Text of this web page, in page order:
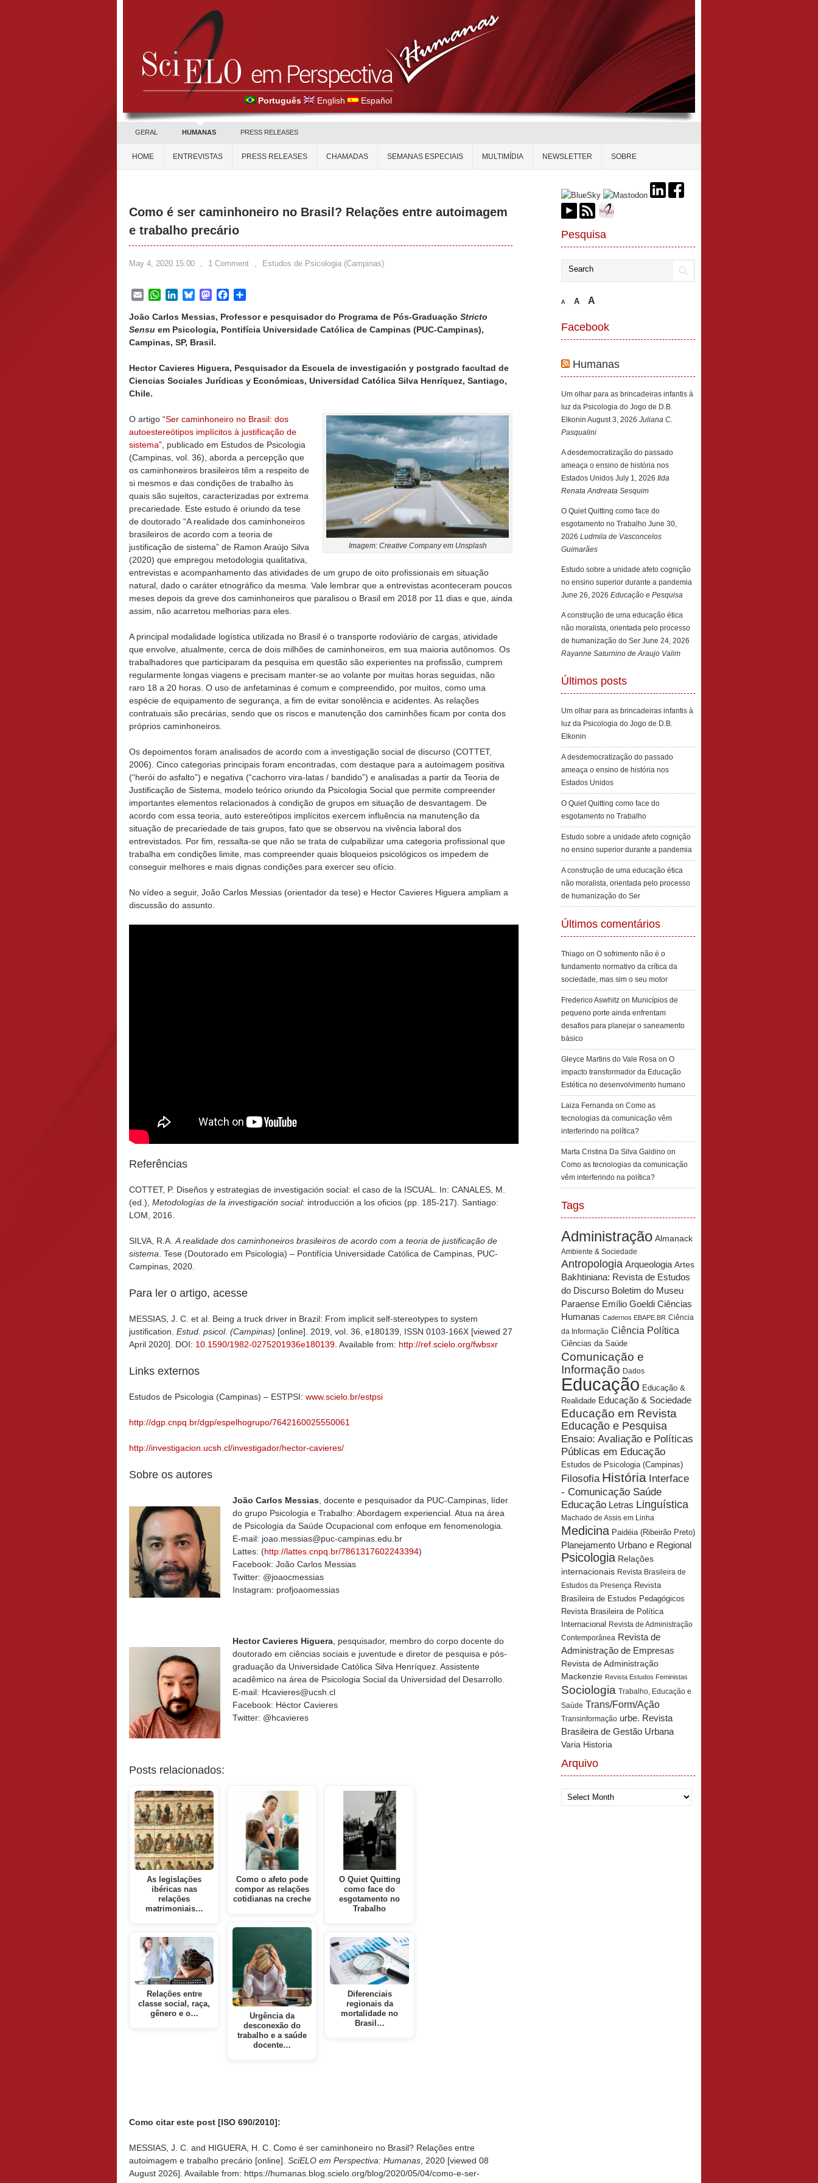
Português English Español
GERAL HUMANAS PRESS RELEASES
HOME ENTREVISTAS PRESS RELEASES CHAMADAS SEMANAS ESPECIAIS MULTIMÍDIA NEWSLETTER SOBRE
Como é ser caminhoneiro no Brasil? Relações entre autoimagem
e trabalho precário
May 4, 2020 15:00 , 1 Comment , Estudos de Psicologia (Campinas)
EmailWhatsApp
LinkedInBlueskyMastodonFacebook
João Carlos Messias, Professor e pesquisador do Programa de Pós-Graduação Stricto
Sensu em Psicologia, Pontifícia Universidade Católica de Campinas (PUC-Campinas),
Campinas, SP, Brasil.
Hector Cavieres Higuera, Pesquisador da Escuela de investigación y postgrado facultad de
Ciencias Sociales Jurídicas y Económicas, Universidad Católica Silva Henríquez, Santiago,
Chile.
Imagem: Creative Company em Unsplash
O artigo “Ser caminhoneiro no Brasil: dos
autoestereótipos implícitos à justificação de
sistema”, publicado em Estudos de Psicologia
(Campinas, vol. 36), aborda a percepção que
os caminhoneiros brasileiros têm a respeito de
si mesmos e das condições de trabalho às
quais são sujeitos, caracterizadas por extrema
precariedade. Este estudo é oriundo da tese
de doutorado “A realidade dos caminhoneiros
brasileiros de acordo com a teoria de
justificação de sistema” de Ramon Araújo Silva
(2020) que empregou metodologia qualitativa,
entrevistas e acompanhamento das atividades de um grupo de oito profissionais em situação
natural, dado o caráter etnográfico da mesma. Vale lembrar que a entrevistas aconteceram poucos
meses depois da greve dos caminhoneiros que paralisou o Brasil em 2018 por 11 dias e que, ainda
assim, não acarretou melhorias para eles.
A principal modalidade logística utilizada no Brasil é o transporte rodoviário de cargas, atividade
que envolve, atualmente, cerca de dois milhões de caminhoneiros, em sua maioria autônomos. Os
trabalhadores que participaram da pesquisa em questão são experientes na profissão, cumprem
regularmente longas viagens e precisam manter-se ao volante por muitas horas seguidas, não
raro 18 a 20 horas. O uso de anfetaminas é comum e compreendido, por muitos, como uma
espécie de equipamento de segurança, a fim de evitar sonolência e acidentes. As relações
contratuais são precárias, sendo que os riscos e manutenção dos caminhões ficam por conta dos
próprios caminhoneiros.
Os depoimentos foram analisados de acordo com a investigação social de discurso (COTTET,
2006). Cinco categorias principais foram encontradas, com destaque para a autoimagem positiva
(“herói do asfalto”) e negativa (“cachorro vira-latas / bandido”) e analisadas a partir da Teoria de
Justificação de Sistema, modelo teórico oriundo da Psicologia Social que permite compreender
importantes elementos relacionados à condição de grupos em situação de desvantagem. De
acordo com essa teoria, auto estereótipos implícitos exercem influência na manutenção da
situação de precariedade de tais grupos, fato que se observou na vivência laboral dos
entrevistados. Por fim, ressalta-se que não se trata de culpabilizar uma categoria profissional que
trabalha em condições limite, mas compreender quais bloqueios psicológicos os impedem de
conseguir melhores e mais dignas condições para exercer seu ofício.
No vídeo a seguir, João Carlos Messias (orientador da tese) e Hector Cavieres Higuera ampliam a
discussão do assunto.
Referências
COTTET, P. Diseños y estrategias de investigación social: el caso de la ISCUAL. In: CANALES, M.
(ed.), Metodologías de la investigación social: introducción a los oficios (pp. 185-217). Santiago:
LOM, 2016.
SILVA, R.A. A realidade dos caminhoneiros brasileiros de acordo com a teoria de justificação de
sistema . Tese (Doutorado em Psicologia) – Pontifícia Universidade Católica de Campinas, PUC-
Campinas, 2020.
Para ler o artigo, acesse
MESSIAS, J. C. et al. Being a truck driver in Brazil: From implicit self-stereotypes to system
justification. Estud. psicol. (Campinas) [online]. 2019, vol. 36, e180139, ISSN 0103-166X [viewed 27
April 2020]. DOI: 10.1590/1982-0275201936e180139 . Available from: http://ref.scielo.org/fwbsxr
Links externos
Estudos de Psicologia (Campinas) – ESTPSI: www.scielo.br/estpsi
http://dgp.cnpq.br/dgp/espelhogrupo/7642160025550061
http://investigacion.ucsh.cl/investigador/hector-cavieres/
Sobre os autores
João Carlos Messias , docente e pesquisador da PUC-Campinas, líder
do grupo Psicologia e Trabalho: Abordagem experiencial. Atua na área
de Psicologia da Saúde Ocupacional com enfoque em fenomenologia.
E-mail: joao.messias@puc-campinas.edu.br
Lattes: (http://lattes.cnpq.br/7861317602243394)
Facebook: João Carlos Messias
Twitter: @joaocmessias
Instagram: profjoaomessias
Hector Cavieres Higuera , pesquisador, membro do corpo docente do
doutorado em ciências sociais e juventude e diretor de pesquisa e pós-
graduação da Universidade Católica Silva Henríquez. Assistente
acadêmico na área de Psicologia Social da Universidad del Desarrollo.
E-mail: Hcavieres@ucsh.cl
Facebook: Héctor Cavieres
Twitter: @hcavieres
Posts relacionados:
As legislações
ibéricas nas
relações
matrimoniais…
Relações entre
classe social, raça,
gênero e o…
Como o afeto pode
compor as relações
cotidianas na creche
Urgência da
desconexão do
trabalho e a saúde
docente…
O Quiet Quitting
como face do
esgotamento no
Trabalho
Diferenciais
regionais da
mortalidade no
Brasil…
Como citar este post [ISO 690/2010]:
MESSIAS, J. C. and HIGUERA, H. C. Como é ser caminhoneiro no Brasil? Relações entre
autoimagem e trabalho precário [online]. SciELO em Perspectiva: Humanas , 2020 [viewed 08
August 2026]. Available from: https://humanas.blog.scielo.org/blog/2020/05/04/como-e-ser-
Pesquisa
A A A
Facebook
Humanas
Um olhar para as brincadeiras infantis à
luz da Psicologia do Jogo de D.B.
Elkonin August 3, 2026 Juliana C.
Pasqualini
A desdemocratização do passado
ameaça o ensino de história nos
Estados Unidos July 1, 2026 Ilda
Renata Andreata Sesquim
O Quiet Quitting como face do
esgotamento no Trabalho June 30,
2026 Ludmila de Vasconcelos
Guimarães
Estudo sobre a unidade afeto cognição
no ensino superior durante a pandemia
June 26, 2026 Educação e Pesquisa
A construção de uma educação ética
não moralista, orientada pelo processo
de humanização do Ser June 24, 2026
Rayanne Saturnino de Araujo Valim
Últimos posts
Um olhar para as brincadeiras infantis à
luz da Psicologia do Jogo de D.B.
Elkonin
A desdemocratização do passado
ameaça o ensino de história nos
Estados Unidos
O Quiet Quitting como face do
esgotamento no Trabalho
Estudo sobre a unidade afeto cognição
no ensino superior durante a pandemia
A construção de uma educação ética
não moralista, orientada pelo processo
de humanização do Ser
Últimos comentários
Thiago on O sofrimento não é o
fundamento normativo da crítica da
sociedade, mas sim o seu motor
Frederico Aswhitz on Municípios de
pequeno porte ainda enfrentam
desafios para planejar o saneamento
básico
Gleyce Martins do Vale Rosa on O
impacto transformador da Educação
Estética no desenvolvimento humano
Laiza Fernanda on Como as
tecnologias da comunicação vêm
interferindo na política?
Marta Cristina Da Silva Galdino on
Como as tecnologias da comunicação
vêm interferindo na política?
Tags
Administração Almanack
Ambiente & Sociedade
Antropologia Arqueologia Artes
Bakhtiniana: Revista de Estudos
do Discurso Boletim do Museu
Paraense Emílio Goeldi Ciências
Humanas Cadernos EBAPE.BR Ciência
da Informação Ciência Política
Ciências da Saúde
Comunicação e
Informação Dados
Educação Educação &
Realidade Educação & Sociedade
Educação em Revista
Educação e Pesquisa
Ensaio: Avaliação e Políticas
Públicas em Educação
Estudos de Psicologia (Campinas)
Filosofia História Interface
- Comunicação Saúde
Educação Letras Linguística
Machado de Assis em Linha
Medicina Paidéia (Ribeirão Preto)
Planejamento Urbano e Regional
Psicologia Relações
internacionais Revista Brasileira de
Estudos da Presença Revista
Brasileira de Estudos Pedagógicos
Revista Brasileira de Política
Internacional Revista de Administração
Contemporânea Revista de
Administração de Empresas
Revista de Administração
Mackenzie Revista Estudos Feministas
Sociologia Trabalho, Educação e
Saúde Trans/Form/Ação
Transinformação urbe. Revista
Brasileira de Gestão Urbana
Varia Historia
Arquivo
Arquivo